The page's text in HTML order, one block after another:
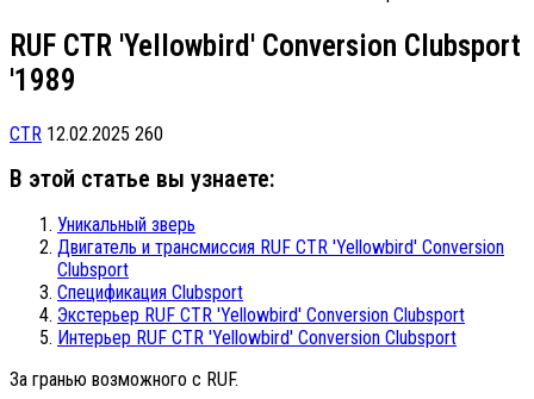
RUF CTR 'Yellowbird' Conversion Clubsport
'1989
CTR 12.02.2025 260
В этой статье вы узнаете:
Уникальный зверь
Двигатель и трансмиссия RUF CTR 'Yellowbird' Conversion
Clubsport
Спецификация Clubsport
Экстерьер RUF CTR 'Yellowbird' Conversion Clubsport
Интерьер RUF CTR 'Yellowbird' Conversion Clubsport
За гранью возможного с RUF.